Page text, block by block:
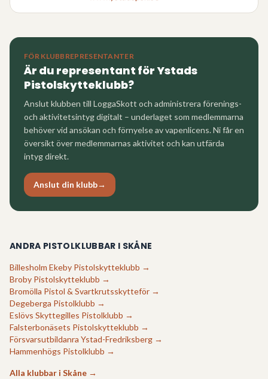
FÖR KLUBBREPRESENTANTER
Är du representant förYstads
Pistolskytteklubb?
Anslut klubben till LoggaSkott och administrera förenings-
och aktivitetsintyg digitalt – underlaget som medlemmarna
behöver vid ansökan och förnyelse av vapenlicens. Ni får en
översikt över medlemmarnas aktivitet och kan utfärda
intyg direkt.
Anslut din klubb→
ANDRA PISTOLKLUBBAR I SKÅNE
Billesholm Ekeby Pistolskytteklubb →
Broby Pistolskytteklubb →
Bromölla Pistol & Svartkrutsskytteför →
Degeberga Pistolklubb →
Eslövs Skyttegilles Pistolklubb →
Falsterbonäsets Pistolskytteklubb →
Försvarsutbildanra Ystad-Fredriksberg →
Hammenhögs Pistolklubb →
Alla klubbar i Skåne →